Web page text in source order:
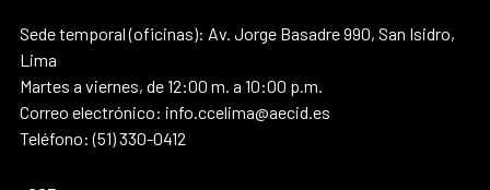
Sede temporal (oficinas): Av. Jorge Basadre 990, San Isidro,
Lima
Martes a viernes, de 12:00 m. a 10:00 p.m.
Correo electrónico: info.ccelima@aecid.es
Teléfono: (51) 330-0412